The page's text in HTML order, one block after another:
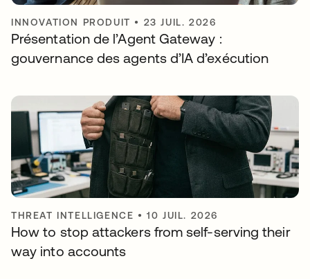
INNOVATION PRODUIT • 23 JUIL. 2026
Présentation de l’Agent Gateway :
gouvernance des agents d’IA d’exécution
THREAT INTELLIGENCE •10 JUIL. 2026
How to stop attackers from self-serving their
way into accounts